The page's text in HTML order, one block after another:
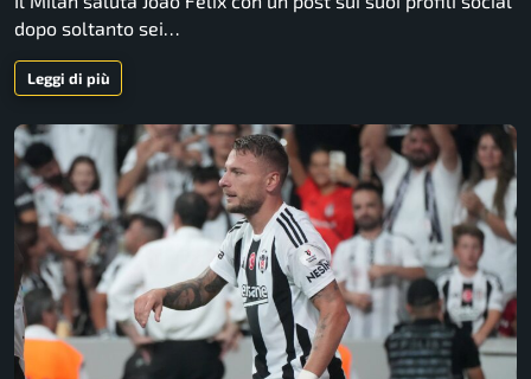
dopo soltanto sei…
Leggi di più